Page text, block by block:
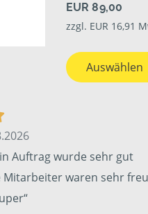
EUR 89,00
zzgl. EUR 16,91
Auswählen
Auftrag wurde sehr gut
Mitarbeiter waren sehr